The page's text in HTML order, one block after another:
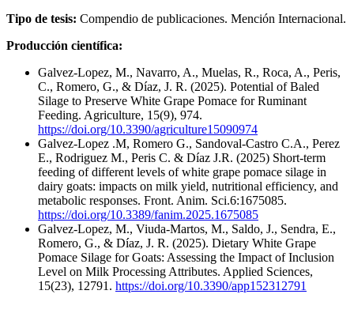
Tipo de tesis: Compendio de publicaciones. Mención Internacional.
Producción científica:
Galvez-Lopez, M., Navarro, A., Muelas, R., Roca, A., Peris,
C., Romero, G., & Díaz, J. R. (2025). Potential of Baled
Silage to Preserve White Grape Pomace for Ruminant
Feeding. Agriculture, 15(9), 974.
https://doi.org/10.3390/agriculture15090974
Galvez-Lopez .M, Romero G., Sandoval-Castro C.A., Perez
E., Rodriguez M., Peris C. & Díaz J.R. (2025) Short-term
feeding of different levels of white grape pomace silage in
dairy goats: impacts on milk yield, nutritional efficiency, and
metabolic responses. Front. Anim. Sci.6:1675085.
https://doi.org/10.3389/fanim.2025.1675085
Galvez-Lopez, M., Viuda-Martos, M., Saldo, J., Sendra, E.,
Romero, G., & Díaz, J. R. (2025). Dietary White Grape
Pomace Silage for Goats: Assessing the Impact of Inclusion
Level on Milk Processing Attributes. Applied Sciences,
15(23), 12791. https://doi.org/10.3390/app152312791